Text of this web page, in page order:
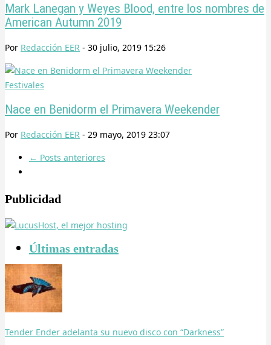
Mark Lanegan y Weyes Blood, entre los nombres de
American Autumn 2019
Por Redacción EER - 30 julio, 2019 15:26
Festivales
Nace en Benidorm el Primavera Weekender
Por Redacción EER - 29 mayo, 2019 23:07
← Posts anteriores
Publicidad
Últimas entradas
Tender Ender adelanta su nuevo disco con “Darkness”